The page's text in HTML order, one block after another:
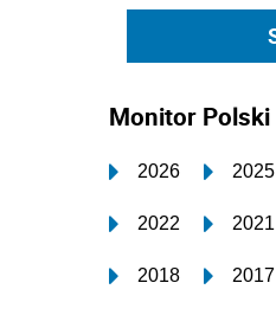
Monitor Polski
2026 2025
2022 2021
2018 2017